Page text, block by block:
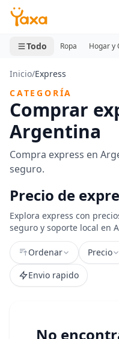
MINI CARRITO
0 productos
Todo Ropa Hogar y
Inicio/Express
CATEGORÍA
Comprar
Argentina
Compra express en
seguro.
Precio de
Explora express con
seguro y soporte local en
Ordenar Precio
Envio rapido
No